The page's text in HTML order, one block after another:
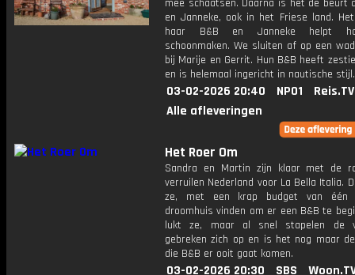
mee schaatsen. Daarna is het de beurt
en Janneke, ook in het Friese land.
haar B&B en Janneke helpt
schoonmaken. We sluiten af op een
bij Marije en Gerrit. Hun B&B heeft
en is helemaal ingericht in nautische stijl.
03-02-2026 20:40 NPO1
Reis.TV
Alle afleveringen
Het Roer Om
Sandra en Martin zijn klaar met de
verruilen Nederland voor La Bella Italia.
ze, met een krap budget van één
droomhuis vinden om er een B&B te
lukt ze, maar al snel stapelen de
gebreken zich op en is het nog maar
die B&B er ooit gaat komen.
03-02-2026 20:30 SBS